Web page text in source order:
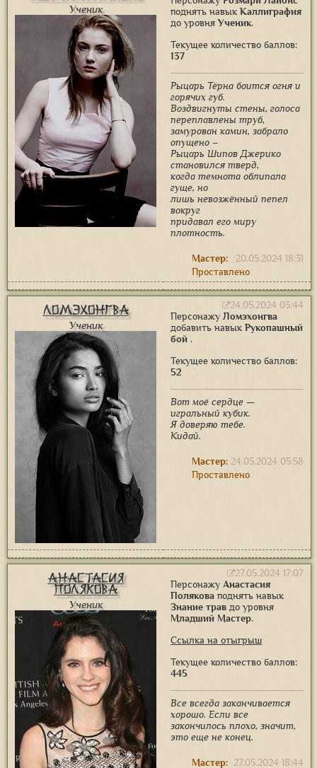
Ученик
поднять навык Каллиграфия
до уровняУченик.
Текущее количество баллов:
137
Рыцарь Тёрна боится огня и
горячих губ.
Воздвигнуты стены, голоса
переплавлены труб,
замурован камин, забрало
опущено –
Рыцарь Шипов Джерико
становился тверд,
когда темнота облипала
гуще, но
лишь невозжённый пепел
вокруг
придавал его миру
плотность.
20.05.2024 18:31
Мастер:
Проставлено
Ломэхонгва
Ученик
24.05.2024 03:44
Персонажу Ломэхонгва
добавить навык Рукопашный
бой .
Текущее количество баллов:
52
Вот моё сердце —
игральный кубик.
Я доверяю тебе.
Кидай.
24.05.2024 05:58
Мастер:
Проставлено
Анастасия
Полякова
Ученик
27.05.2024 17:07
Персонажу Анастасия
Полякова поднять навык
Знание трав до уровня
Младший Мастер.
Ссылка на отыгрыш
Текущее количество баллов:
445
Все всегда заканчивается
хорошо. Если все
закончилось плохо, значит,
это еще не конец.
27.05.2024 18:44
Мастер: